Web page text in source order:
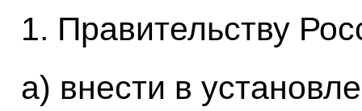
1. Правительству
а) внести в